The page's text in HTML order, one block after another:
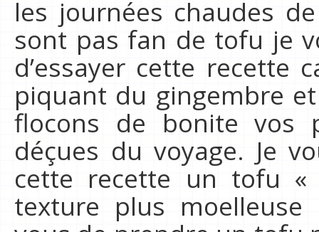
les journées chaudes
sont pas fan de tofu je
d’essayer cette recette
piquant du gingembre
flocons de bonite vos
déçues du voyage. Je
cette recette un tofu «
texture plus